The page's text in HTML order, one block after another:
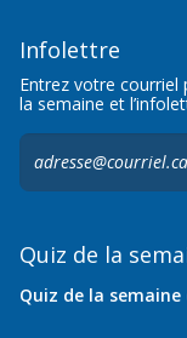
Infolettre
Entrez votre courriel
la semaine et
Quiz de la
Quiz de la